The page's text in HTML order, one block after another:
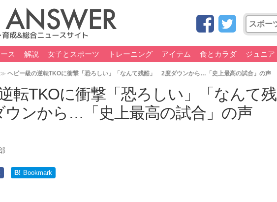
ス 解説 女子とスポーツ トレーニング アイテム 食とカラダ ジュニア
ヘビー級の逆転TKOに衝撃「恐ろしい」「なんて残酷」 2度ダウンから…「史上最高の試合」の声
転TKOに衝撃「恐ろしい」「なんて残
ンから…「史上最高の試合」の声
B! Bookmark